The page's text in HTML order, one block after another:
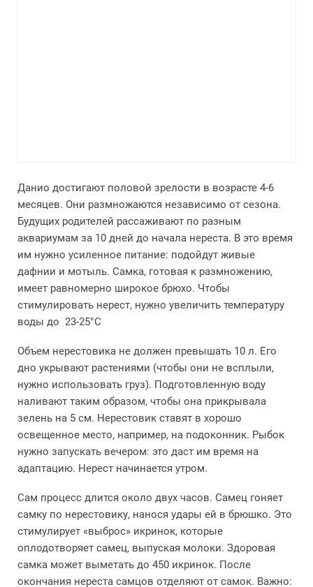
Данио достигают половой зрелости в возрасте 4-6
месяцев. Они размножаются независимо от сезона.
Будущих родителей рассаживают по разным
аквариумам за 10 дней до начала нереста. В это время
им нужно усиленное питание: подойдут живые
дафнии и мотыль. Самка, готовая к размножению,
имеет равномерно широкое брюхо. Чтобы
стимулировать нерест, нужно увеличить температуру
воды до 23-25°С
Объем нерестовика не должен превышать 10 л. Его
дно укрывают растениями (чтобы они не всплыли,
нужно использовать груз). Подготовленную воду
наливают таким образом, чтобы она прикрывала
зелень на 5 см. Нерестовик ставят в хорошо
освещенное место, например, на подоконник. Рыбок
нужно запускать вечером: это даст им время на
адаптацию. Нерест начинается утром.
Сам процесс длится около двух часов. Самец гоняет
самку по нерестовику, нанося удары ей в брюшко. Это
стимулирует «выброс» икринок, которые
оплодотворяет самец, выпуская молоки. Здоровая
самка может выметать до 450 икринок. После
окончания нереста самцов отделяют от самок. Важно: